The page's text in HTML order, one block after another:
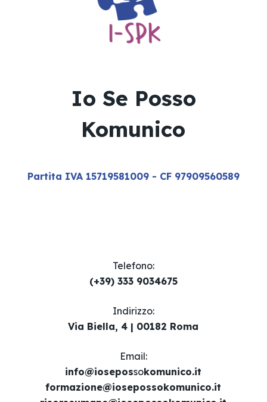
Io Se Posso
Komunico
Partita IVA 15719581009 - CF 97909560589
Telefono:
(+39) 333 9034675
Indirizzo:
Via Biella, 4 | 00182 Roma
Email​:
info@iosepossokomunico.it
formazione@iosepossokomunico.it